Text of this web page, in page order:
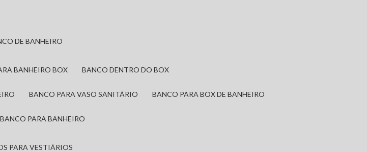
DE BANHEIRO
BANHEIRO BOX BANCO DENTRO DO BOX
BANCO PARA VASO SANITÁRIO BANCO PARA BOX DE BANHEIRO
BANCO PARA BANHEIRO
PARA VESTIÁRIOS